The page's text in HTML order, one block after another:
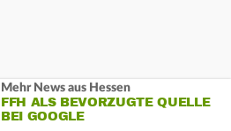
Mehr News aus Hessen
FFH ALS BEVORZUGTE QUELLE
BEI GOOGLE